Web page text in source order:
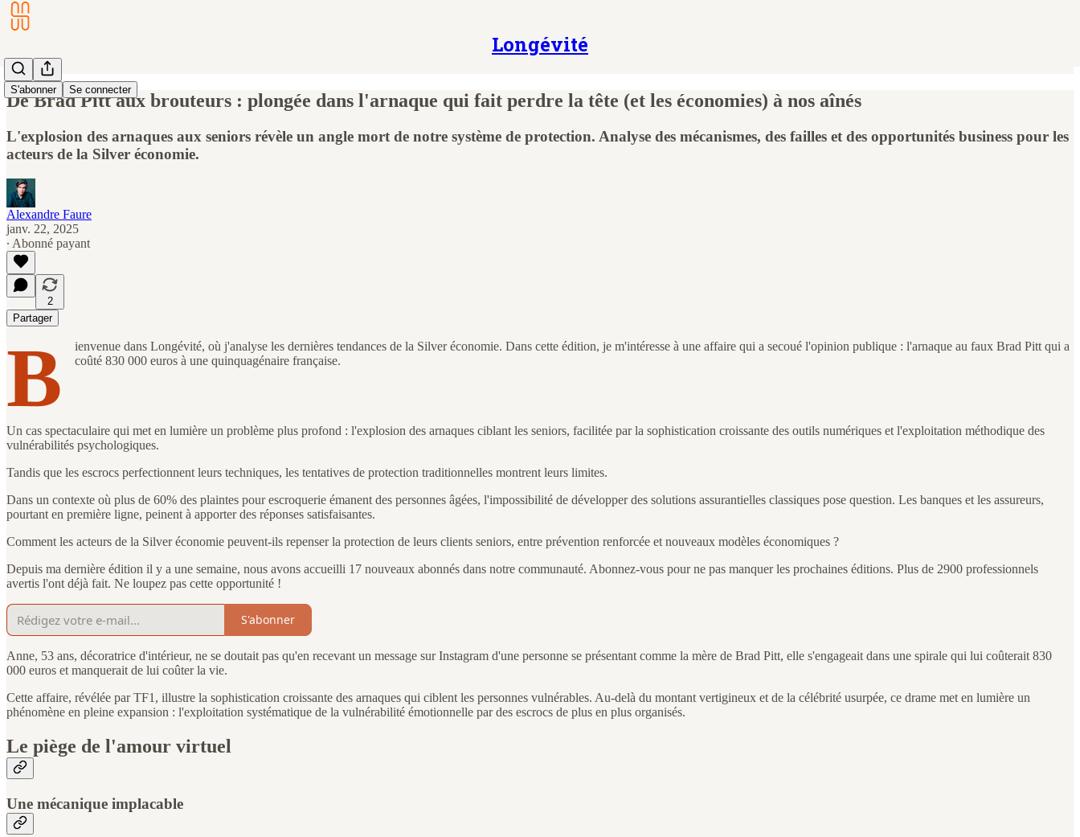
Longévité
S'abonner Se connecter
De Brad Pitt aux brouteurs : plongée dans l'arnaque qui fait perdre la tête (et les économies) à nos aînés
L'explosion des arnaques aux seniors révèle un angle mort de notre système de protection. Analyse des mécanismes, des failles et des opportunités business pour les
acteurs de la Silver économie.
Alexandre Faure
janv. 22, 2025
∙ Abonné payant
2
Partager
B
ienvenue dans Longévité, où j'analyse les dernières tendances de la Silver économie. Dans cette édition, je m'intéresse à une affaire qui a secoué l'opinion publique : l'arnaque au faux Brad Pitt qui a
coûté 830 000 euros à une quinquagénaire française.
Un cas spectaculaire qui met en lumière un problème plus profond : l'explosion des arnaques ciblant les seniors, facilitée par la sophistication croissante des outils numériques et l'exploitation méthodique des
vulnérabilités psychologiques.
Tandis que les escrocs perfectionnent leurs techniques, les tentatives de protection traditionnelles montrent leurs limites.
Dans un contexte où plus de 60% des plaintes pour escroquerie émanent des personnes âgées, l'impossibilité de développer des solutions assurantielles classiques pose question. Les banques et les assureurs,
pourtant en première ligne, peinent à apporter des réponses satisfaisantes.
Comment les acteurs de la Silver économie peuvent-ils repenser la protection de leurs clients seniors, entre prévention renforcée et nouveaux modèles économiques ?
Depuis ma dernière édition il y a une semaine, nous avons accueilli 17 nouveaux abonnés dans notre communauté. Abonnez-vous pour ne pas manquer les prochaines éditions. Plus de 2900 professionnels
avertis l'ont déjà fait. Ne loupez pas cette opportunité !
S'abonner
Anne, 53 ans, décoratrice d'intérieur, ne se doutait pas qu'en recevant un message sur Instagram d'une personne se présentant comme la mère de Brad Pitt, elle s'engageait dans une spirale qui lui coûterait 830
000 euros et manquerait de lui coûter la vie.
Cette affaire, révélée par TF1, illustre la sophistication croissante des arnaques qui ciblent les personnes vulnérables. Au-delà du montant vertigineux et de la célébrité usurpée, ce drame met en lumière un
phénomène en pleine expansion : l'exploitation systématique de la vulnérabilité émotionnelle par des escrocs de plus en plus organisés.
Le piège de l'amour virtuel
Une mécanique implacable